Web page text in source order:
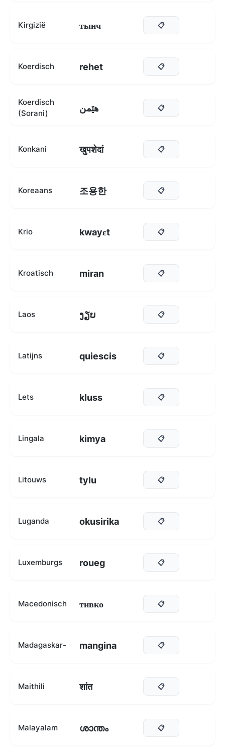
Kirgizië тынч 📋
Koerdisch rehet 📋
Koerdisch
(Sorani)
هێمن 📋
Konkani खुपशेदां 📋
Koreaans 조용한 📋
Krio kwayɛt 📋
Kroatisch miran 📋
Laos ງຽບ 📋
Latijns quiescis 📋
Lets kluss 📋
Lingala kimya 📋
Litouws tylu 📋
Luganda okusirika 📋
Luxemburgs roueg 📋
Macedonisch тивко 📋
Madagaskar- mangina 📋
Maithili शांत 📋
Malayalam ശാന്തം 📋